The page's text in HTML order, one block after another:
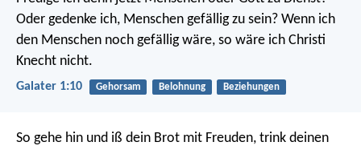
Oder gedenke ich, Menschen gefällig zu sein? Wenn ich
den Menschen noch gefällig wäre, so wäre ich Christi
Knecht nicht.
Galater 1:10 Gehorsam Belohnung Beziehungen
So gehe hin und iß dein Brot mit Freuden, trink deinen